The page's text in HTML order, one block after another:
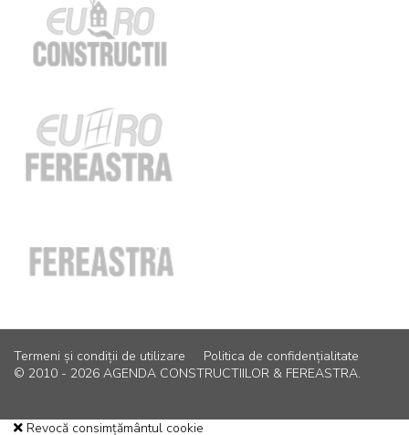
Termeni și condiții de utilizare
Politica de confidențialitate
© 2010 - 2026 AGENDA CONSTRUCTIILOR & FEREASTRA.
Revocă consimțământul cookie